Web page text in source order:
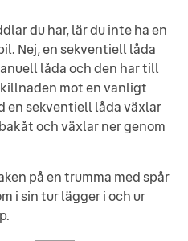
du har, lär du inte ha en
Nej, en sekventiell låda
låda och den har till
mot en vanligt
en sekventiell låda växlar
och växlar ner genom
på en trumma med spår
i sin tur lägger i och ur